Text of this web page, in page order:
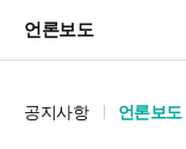
언론보도
공지사항 언론보도